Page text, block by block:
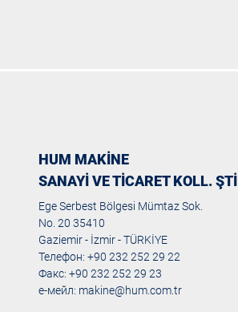
HUM MAKİNE
SANAYİ VE TİCARET KOLL. ŞTİ
Ege Serbest Bölgesi Mümtaz Sok.
No. 20 35410
Gaziemir - İzmir - TÜRKİYE
Телефон: +90 232 252 29 22
Факс: +90 232 252 29 23
е-мейл: makine@hum.com.tr